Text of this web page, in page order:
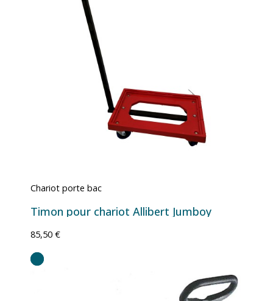
Chariot porte bac
Timon pour chariot Allibert Jumboy
85,50 €